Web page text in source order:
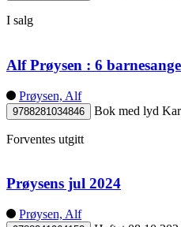
I salg
Alf Prøysen : 6
Prøysen, Alf
9788281034846 Bok med lyd
Forventes utgitt
Prøysens jul 2024
Prøysen, Alf